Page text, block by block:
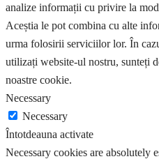
analize informații cu privire la
Aceștia le pot combina cu alte
urma folosirii serviciilor lor. În
utilizați website-ul nostru, sunteți
noastre cookie.
Necessary
Necessary
Întotdeauna activate
Necessary cookies are absolutely